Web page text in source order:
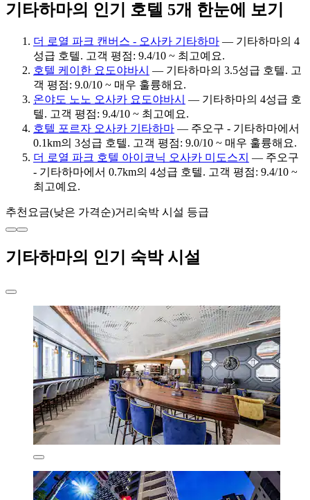
기타하마의 인기 호텔 5개 한눈에 보기
더 로열 파크 캔버스 - 오사카 기타하마 — 기타하마의 4
성급 호텔. 고객 평점: 9.4/10 ~ 최고예요.
호텔 케이한 요도야바시 — 기타하마의 3.5성급 호텔. 고
객 평점: 9.0/10 ~ 매우 훌륭해요.
온야도 노노 오사카 요도야바시 — 기타하마의 4성급 호
텔. 고객 평점: 9.4/10 ~ 최고예요.
호텔 포르자 오사카 기타하마 — 주오구 - 기타하마에서
0.1km의 3성급 호텔. 고객 평점: 9.0/10 ~ 매우 훌륭해요.
더 로열 파크 호텔 아이코닉 오사카 미도스지 — 주오구
- 기타하마에서 0.7km의 4성급 호텔. 고객 평점: 9.4/10 ~
최고예요.
추천 요금(낮은 가격순)거리 숙박 시설 등급
기타하마의 인기 숙박 시설